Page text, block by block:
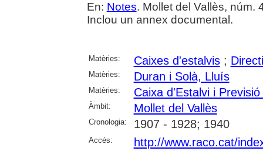
En: Notes. Mollet del Vallès, núm.
Inclou un annex documental.
Matèries: Caixes d'estalvis;
Matèries: Duran i Solà, Lluís
Matèries: Caixa d'Estalvi i
Àmbit: Mollet del Vallès
Cronologia: 1907 - 1928; 1940
Accés: http://www.raco.cat/